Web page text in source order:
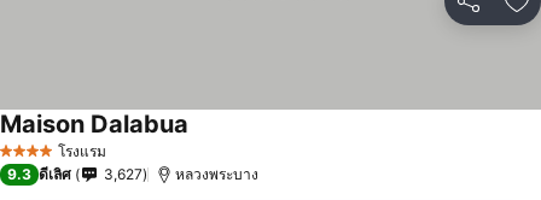
แชร์ เ
4 ดาว โรงแรม
Maison Dalabua
9.3 ดีเลิศ 3,627 หลวงพระบาง